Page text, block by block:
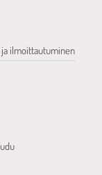
ja ilmoittautuminen